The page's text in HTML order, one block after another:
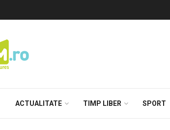
ACTUALITATE TIMP LIBER SPORT